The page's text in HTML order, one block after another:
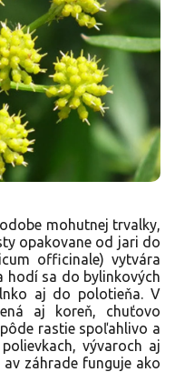
mohutnej trvalky,
opakovane od jari do
officinale) vytvára
hodí sa do bylinkových
aj do polotieňa. V
aj koreň, chuťovo
rastie spoľahlivo a
vývaroch aj
záhrade funguje ako